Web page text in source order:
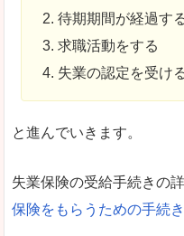
待期期間が経過す
求職活動をする
失業の認定を受け
と進んでいきます。
失業保険の受給手続きの
保険をもらうための手続